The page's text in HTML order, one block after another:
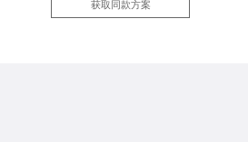
获取同款方案